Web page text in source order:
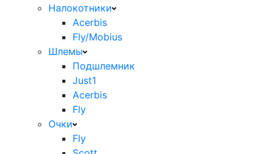
Налокотники
Acerbis
Fly/Mobius
Шлемы
Подшлемник
Just1
Acerbis
Fly
Очки
Fly